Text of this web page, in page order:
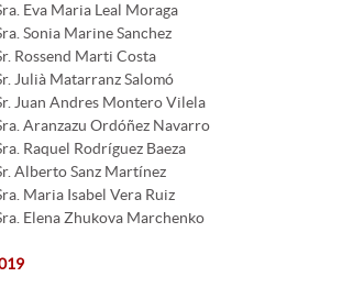
Eva Maria Leal Moraga
Sonia Marine Sanchez
Rossend Marti Costa
Julià Matarranz Salomó
Juan Andres Montero Vilela
Aranzazu Ordóñez Navarro
Raquel Rodríguez Baeza
Alberto Sanz Martínez
Maria Isabel Vera Ruiz
Elena Zhukova Marchenko